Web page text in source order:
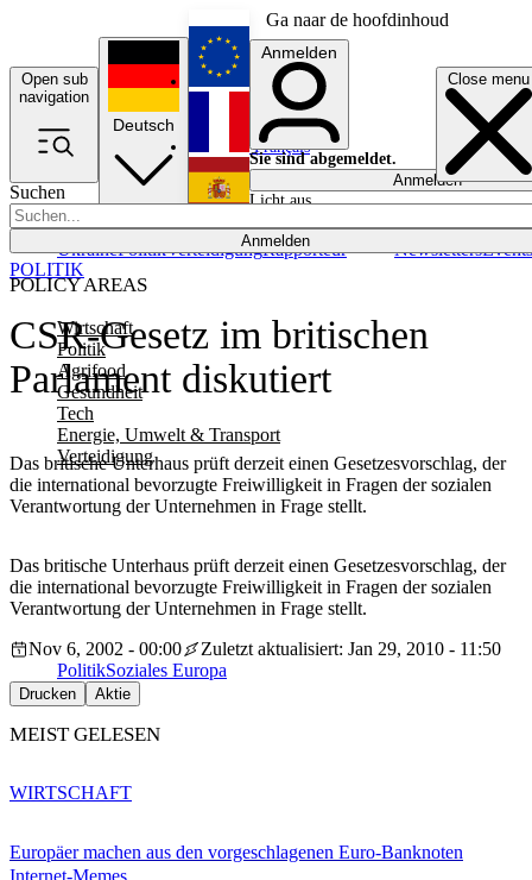
Ga naar de hoofdinhoud
Open sub
navigation
Close menu
Suchen
Anmelden
POLICY AREAS
Wirtschaft
Politik
Agrifood
Gesundheit
Tech
Energie, Umwelt & Transport
Verteidigung
UkrainePolitikVerteidigungRapporteur NewslettersEvents
Deutsch
English
Français
Anmelden
Sie sind abgemeldet.
Anmelden
Licht aus
CSR-Gesetz im britischen
Parlament diskutiert
Das britische Unterhaus prüft derzeit einen Gesetzesvorschlag, der
die international bevorzugte Freiwilligkeit in Fragen der sozialen
Verantwortung der Unternehmen in Frage stellt.
POLITIK
Das britische Unterhaus prüft derzeit einen Gesetzesvorschlag, der
die international bevorzugte Freiwilligkeit in Fragen der sozialen
Verantwortung der Unternehmen in Frage stellt.
Nov 6, 2002 - 00:00
Zuletzt aktualisiert: Jan 29, 2010 - 11:50
PolitikSoziales Europa
Drucken Aktie
MEIST GELESEN
Europäer machen aus den vorgeschlagenen Euro-Banknoten
Internet-Memes
WIRTSCHAFT